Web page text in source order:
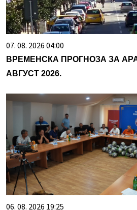
07. 08. 2026 04:00
ВРЕМЕНСКА ПРОГНОЗА ЗА
АВГУСТ 2026.
06. 08. 2026 19:25